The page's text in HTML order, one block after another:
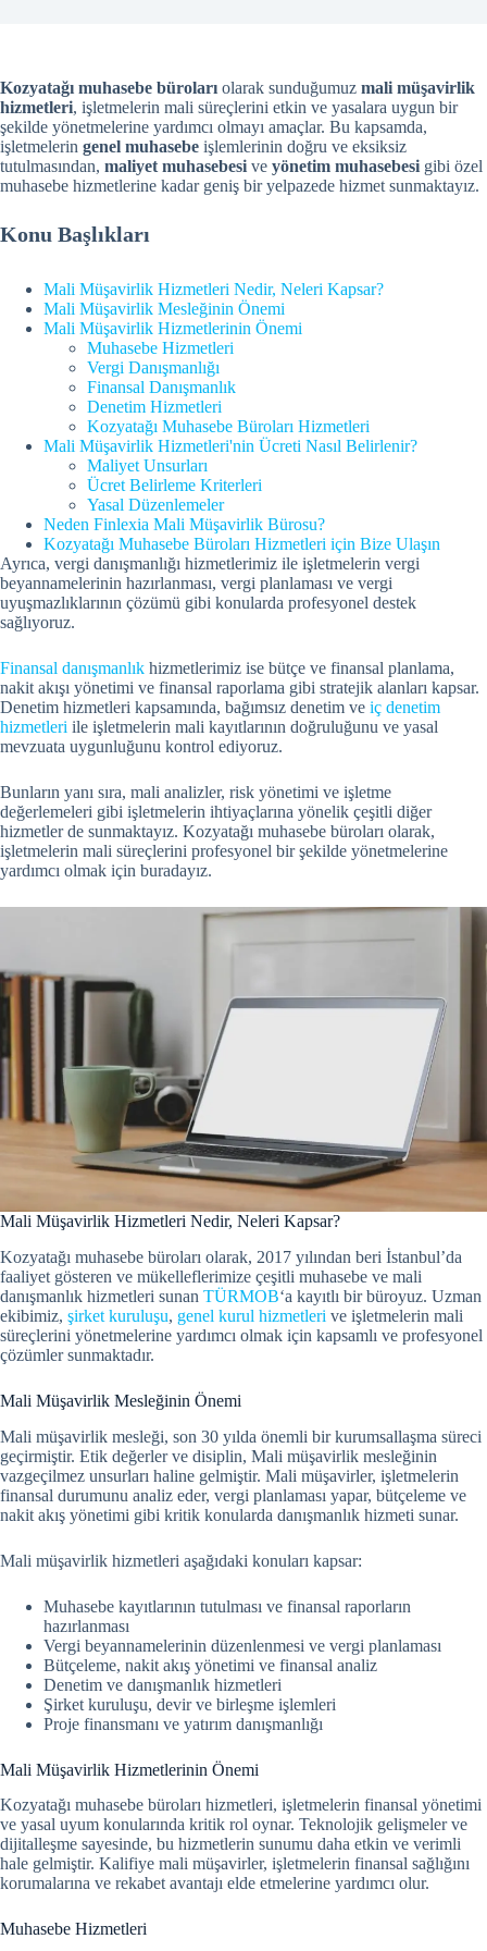
Kozyatağı muhasebe büroları olarak sunduğumuz mali müşavirlik
hizmetleri, işletmelerin mali süreçlerini etkin ve yasalara uygun bir
şekilde yönetmelerine yardımcı olmayı amaçlar. Bu kapsamda,
işletmelerin genel muhasebe işlemlerinin doğru ve eksiksiz
tutulmasından, maliyet muhasebesi ve yönetim muhasebesi gibi özel
muhasebe hizmetlerine kadar geniş bir yelpazede hizmet sunmaktayız.
Konu Başlıkları
Mali Müşavirlik Hizmetleri Nedir, Neleri Kapsar?
Mali Müşavirlik Mesleğinin Önemi
Mali Müşavirlik Hizmetlerinin Önemi
Muhasebe Hizmetleri
Vergi Danışmanlığı
Finansal Danışmanlık
Denetim Hizmetleri
Kozyatağı Muhasebe Büroları Hizmetleri
Mali Müşavirlik Hizmetleri'nin Ücreti Nasıl Belirlenir?
Maliyet Unsurları
Ücret Belirleme Kriterleri
Yasal Düzenlemeler
Neden Finlexia Mali Müşavirlik Bürosu?
Kozyatağı Muhasebe Büroları Hizmetleri için Bize Ulaşın
Ayrıca, vergi danışmanlığı hizmetlerimiz ile işletmelerin vergi
beyannamelerinin hazırlanması, vergi planlaması ve vergi
uyuşmazlıklarının çözümü gibi konularda profesyonel destek
sağlıyoruz.
Finansal danışmanlık hizmetlerimiz ise bütçe ve finansal planlama,
nakit akışı yönetimi ve finansal raporlama gibi stratejik alanları kapsar.
Denetim hizmetleri kapsamında, bağımsız denetim ve iç denetim
hizmetleri ile işletmelerin mali kayıtlarının doğruluğunu ve yasal
mevzuata uygunluğunu kontrol ediyoruz.
Bunların yanı sıra, mali analizler, risk yönetimi ve işletme
değerlemeleri gibi işletmelerin ihtiyaçlarına yönelik çeşitli diğer
hizmetler de sunmaktayız. Kozyatağı muhasebe büroları olarak,
işletmelerin mali süreçlerini profesyonel bir şekilde yönetmelerine
yardımcı olmak için buradayız.
Mali Müşavirlik Hizmetleri Nedir, Neleri Kapsar?
Kozyatağı muhasebe büroları olarak, 2017 yılından beri İstanbul’da
faaliyet gösteren ve mükelleflerimize çeşitli muhasebe ve mali
danışmanlık hizmetleri sunan TÜRMOB‘a kayıtlı bir büroyuz. Uzman
ekibimiz, şirket kuruluşu, genel kurul hizmetleri ve işletmelerin mali
süreçlerini yönetmelerine yardımcı olmak için kapsamlı ve profesyonel
çözümler sunmaktadır.
Mali Müşavirlik Mesleğinin Önemi
Mali müşavirlik mesleği, son 30 yılda önemli bir kurumsallaşma süreci
geçirmiştir. Etik değerler ve disiplin, Mali müşavirlik mesleğinin
vazgeçilmez unsurları haline gelmiştir. Mali müşavirler, işletmelerin
finansal durumunu analiz eder, vergi planlaması yapar, bütçeleme ve
nakit akış yönetimi gibi kritik konularda danışmanlık hizmeti sunar.
Mali müşavirlik hizmetleri aşağıdaki konuları kapsar:
Muhasebe kayıtlarının tutulması ve finansal raporların
hazırlanması
Vergi beyannamelerinin düzenlenmesi ve vergi planlaması
Bütçeleme, nakit akış yönetimi ve finansal analiz
Denetim ve danışmanlık hizmetleri
Şirket kuruluşu, devir ve birleşme işlemleri
Proje finansmanı ve yatırım danışmanlığı
Mali Müşavirlik Hizmetlerinin Önemi
Kozyatağı muhasebe büroları hizmetleri, işletmelerin finansal yönetimi
ve yasal uyum konularında kritik rol oynar. Teknolojik gelişmeler ve
dijitalleşme sayesinde, bu hizmetlerin sunumu daha etkin ve verimli
hale gelmiştir. Kalifiye mali müşavirler, işletmelerin finansal sağlığını
korumalarına ve rekabet avantajı elde etmelerine yardımcı olur.
Muhasebe Hizmetleri